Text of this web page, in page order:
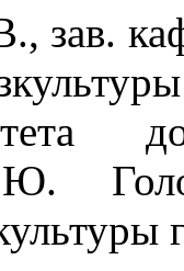
зав.